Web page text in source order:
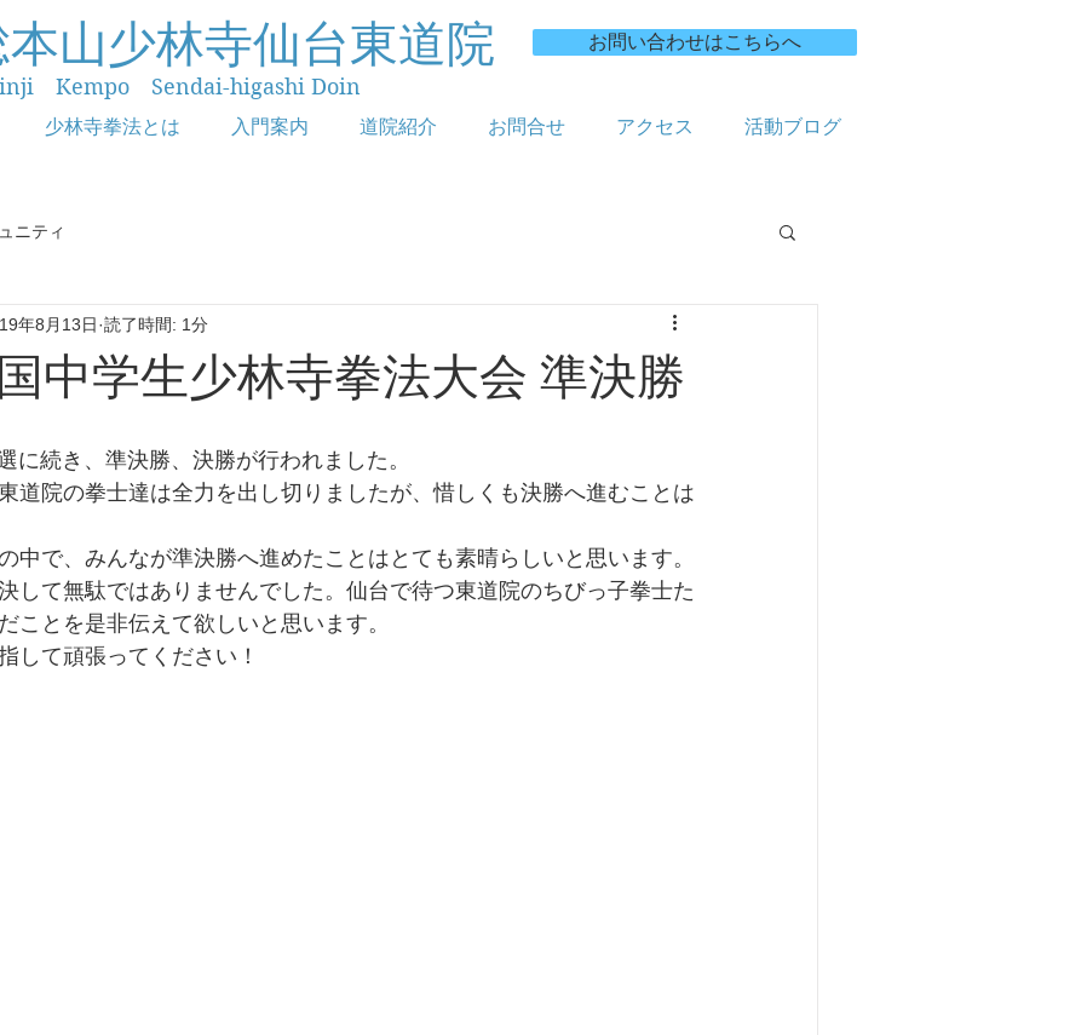
山少林寺仙台東道院
Kempo Sendai-higashi Doin
お問い合わせはこちらへ
少林寺拳法とは 入門案内 道院紹介 お問合せ アクセス 活動ブログ
ニティ
中学生少林寺拳法大会 準決勝
年8月13日 読了時間: 1分
に続き、準決勝、決勝が行われました。
道院の拳士達は全力を出し切りましたが、惜しくも決勝へ進むことは
中で、みんなが準決勝へ進めたことはとても素晴らしいと思います。
して無駄ではありませんでした。仙台で待つ東道院のちびっ子拳士た
ことを是非伝えて欲しいと思います。
して頑張ってください！